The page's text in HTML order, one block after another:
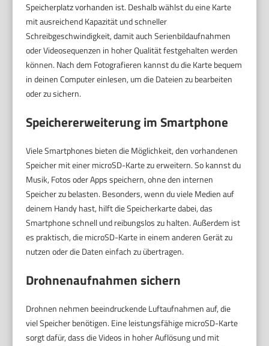
Speicherplatz vorhanden ist. Deshalb wählst du eine Karte
mit ausreichend Kapazität und schneller
Schreibgeschwindigkeit, damit auch Serienbildaufnahmen
oder Videosequenzen in hoher Qualität festgehalten werden
können. Nach dem Fotografieren kannst du die Karte bequem
in deinen Computer einlesen, um die Dateien zu bearbeiten
oder zu sichern.
Speichererweiterung im Smartphone
Viele Smartphones bieten die Möglichkeit, den vorhandenen
Speicher mit einer microSD-Karte zu erweitern. So kannst du
Musik, Fotos oder Apps speichern, ohne den internen
Speicher zu belasten. Besonders, wenn du viele Medien auf
deinem Handy hast, hilft die Speicherkarte dabei, das
Smartphone schnell und reibungslos zu halten. Außerdem ist
es praktisch, die microSD-Karte in einem anderen Gerät zu
nutzen oder die Daten einfach zu übertragen.
Drohnenaufnahmen sichern
Drohnen nehmen beeindruckende Luftaufnahmen auf, die
viel Speicher benötigen. Eine leistungsfähige microSD-Karte
sorgt dafür, dass die Videos in hoher Auflösung und mit